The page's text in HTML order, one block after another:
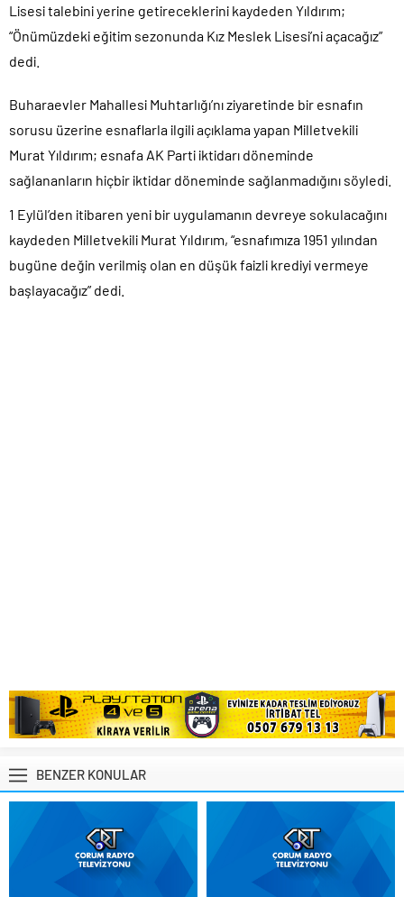
Lisesi talebini yerine getireceklerini kaydeden Yıldırım;
“Önümüzdeki eğitim sezonunda Kız Meslek Lisesi’ni açacağız”
dedi.
Buharaevler Mahallesi Muhtarlığı’nı ziyaretinde bir esnafın
sorusu üzerine esnaflarla ilgili açıklama yapan Milletvekili
Murat Yıldırım; esnafa AK Parti iktidarı döneminde
sağlananların hiçbir iktidar döneminde sağlanmadığını söyledi.
1 Eylül’den itibaren yeni bir uygulamanın devreye sokulacağını
kaydeden Milletvekili Murat Yıldırım, “esnafımıza 1951 yılından
bugüne değin verilmiş olan en düşük faizli krediyi vermeye
başlayacağız” dedi.
BENZER KONULAR